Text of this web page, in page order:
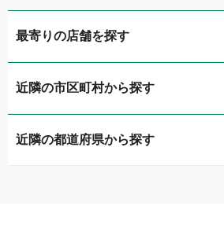
最寄りの店舗を探す
ガリバーアウトレット秋田広面店
ガリバーミニクル秋田茨島店
近隣の市区町村から探す
秋田市
近隣の都道府県から探す